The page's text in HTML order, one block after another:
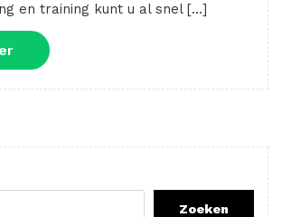
en training kunt u al snel […]
Lees
meer
Zoeken